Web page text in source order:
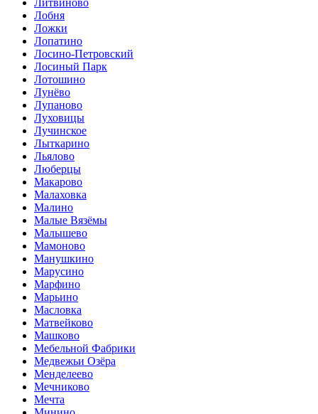
Литвиново
Лобня
Ложки
Лопатино
Лосино-Петровский
Лосиный Парк
Лотошино
Лунёво
Лупаново
Луховицы
Лучинское
Лыткарино
Льялово
Люберцы
Макарово
Малаховка
Малино
Малые Вязёмы
Малышево
Мамоново
Манушкино
Марусино
Марфино
Марьино
Масловка
Матвейково
Машково
Мебельной Фабрики
Медвежьи Озёра
Менделеево
Мечниково
Мечта